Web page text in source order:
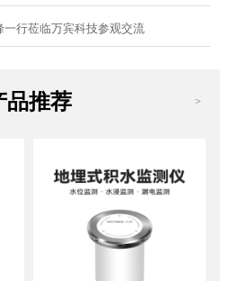
行莅临万宾科技参观交流
品推荐 >